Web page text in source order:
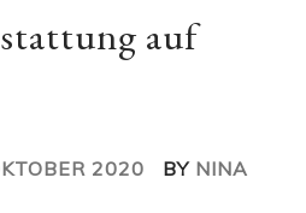
auf
2020 BY NINA